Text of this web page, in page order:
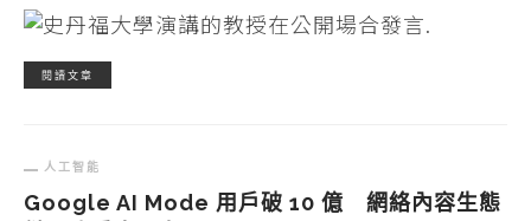
閱讀文章
人工智能
Google AI Mode 用戶破 10 億 網絡內容生態